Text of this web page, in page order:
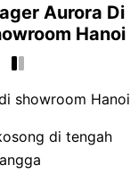
Aurora Di
Hanoi
showroom Hanoi
di tengah